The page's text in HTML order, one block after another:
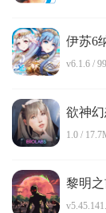
伊苏6
v6.1.6 /
欲神
1.0 /
黎明